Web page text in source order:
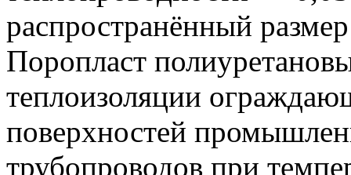
распространённый
Поропласт
теплоизоляции
поверхностей
трубопроводов при